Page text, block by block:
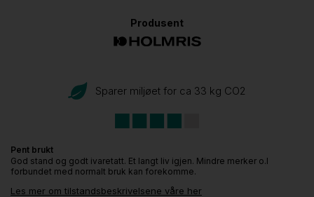
Produsent
Sparer miljøet for ca 33 kg CO2
Pent brukt
God stand og godt ivaretatt. Et langt liv igjen. Mindre merker o.l
forbundet med normalt bruk kan forekomme.
Les mer om tilstandsbeskrivelsene våre her